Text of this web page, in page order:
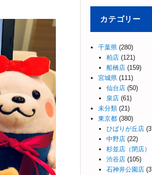
カテゴリー
千葉県 (280)
柏店(121)
船橋店(159)
宮城県 (111)
仙台店(50)
泉店(61)
未分類 (21)
東京都 (380)
ひばりが丘店
中野店(22)
杉並店（閉店）
渋谷店(105)
石神井公園店